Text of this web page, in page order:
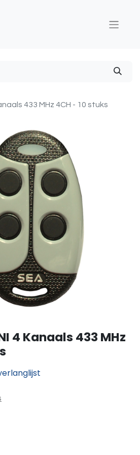
433 MHz 4CH - 10 stuks
4 Kanaals 433 MHz